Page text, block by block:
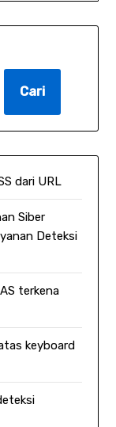
Cari
dari URL
Siber
Deteksi
terkena
keyboard